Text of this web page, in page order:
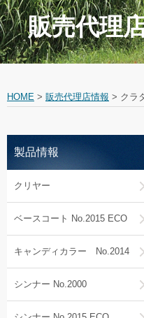
販売代理
HOME > 販売代理店情報 > クラ
製品情報
クリヤー
ベースコート No.2015 ECO
キャンディカラー No.2014
シンナー No.2000